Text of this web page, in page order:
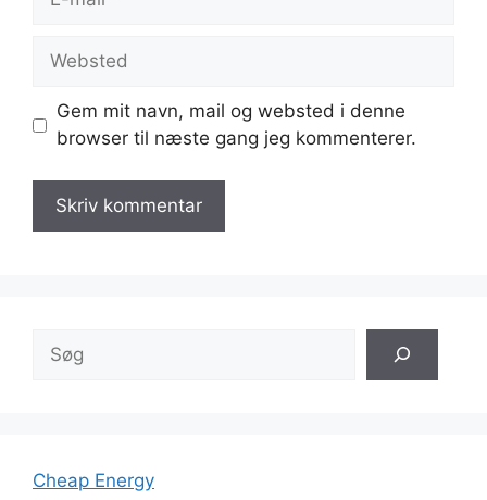
Websted
Gem mit navn, mail og websted i denne
browser til næste gang jeg kommenterer.
Cheap Energy